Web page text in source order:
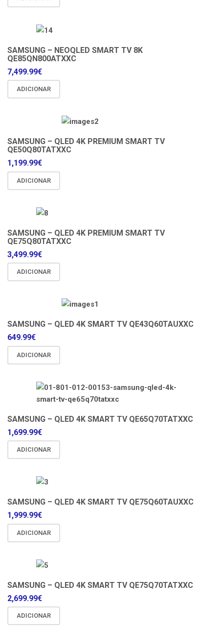
SAMSUNG – NEOQLED SMART TV 8K
QE85QN800ATXXC
7,499.99€
ADICIONAR
SAMSUNG – QLED 4K PREMIUM SMART TV
QE50Q80TATXXC
1,199.99€
ADICIONAR
SAMSUNG – QLED 4K PREMIUM SMART TV
QE75Q80TATXXC
3,499.99€
ADICIONAR
SAMSUNG – QLED 4K SMART TV QE43Q60TAUXXC
649.99€
ADICIONAR
SAMSUNG – QLED 4K SMART TV QE65Q70TATXXC
1,699.99€
ADICIONAR
SAMSUNG – QLED 4K SMART TV QE75Q60TAUXXC
1,999.99€
ADICIONAR
SAMSUNG – QLED 4K SMART TV QE75Q70TATXXC
2,699.99€
ADICIONAR